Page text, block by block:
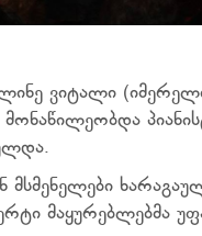
ვიტალი
მსმენელები
მაყურებლებმა